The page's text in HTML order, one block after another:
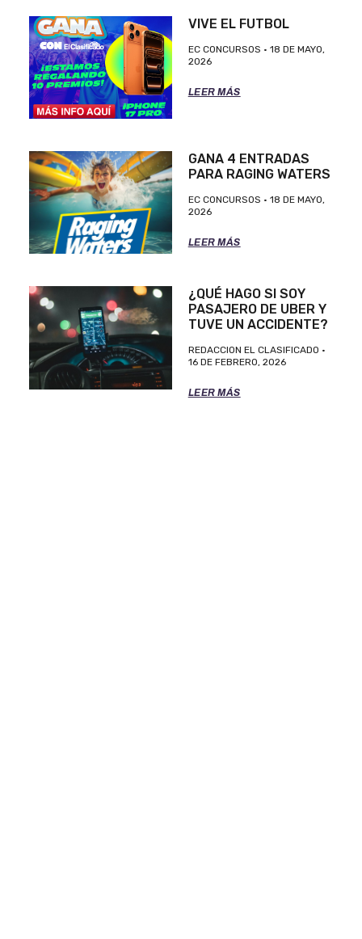
VIVE EL FUTBOL
EC CONCURSOS
18 DE MAYO,
2026
LEER MÁS
GANA 4 ENTRADAS
PARA RAGING WATERS
EC CONCURSOS
18 DE MAYO,
2026
LEER MÁS
¿QUÉ HAGO SI SOY
PASAJERO DE UBER Y
TUVE UN ACCIDENTE?
REDACCION EL CLASIFICADO
16 DE FEBRERO, 2026
LEER MÁS